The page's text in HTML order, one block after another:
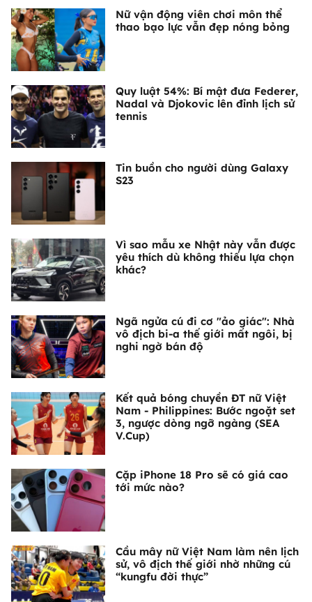
Nữ vận động viên chơi môn thể
thao bạo lực vẫn đẹp nóng bỏng
Quy luật 54%: Bí mật đưa Federer,
Nadal và Djokovic lên đỉnh lịch sử
tennis
Tin buồn cho người dùng Galaxy
S23
Vì sao mẫu xe Nhật này vẫn được
yêu thích dù không thiếu lựa chọn
khác?
Ngã ngửa cú đi cơ "ảo giác": Nhà
vô địch bi-a thế giới mất ngôi, bị
nghi ngờ bán độ
Kết quả bóng chuyền ĐT nữ Việt
Nam - Philippines: Bước ngoặt set
3, ngược dòng ngỡ ngàng (SEA
V.Cup)
Cặp iPhone 18 Pro sẽ có giá cao
tới mức nào?
Cầu mây nữ Việt Nam làm nên lịch
sử, vô địch thế giới nhờ những cú
“kungfu đời thực”